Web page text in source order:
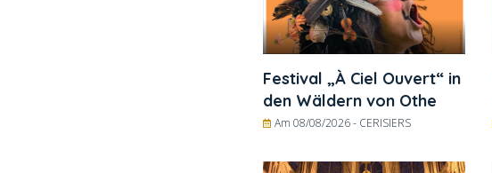
Festival „À Ciel Ouvert“ in
den Wäldern von Othe
Am 08/08/2026 - CERISIERS